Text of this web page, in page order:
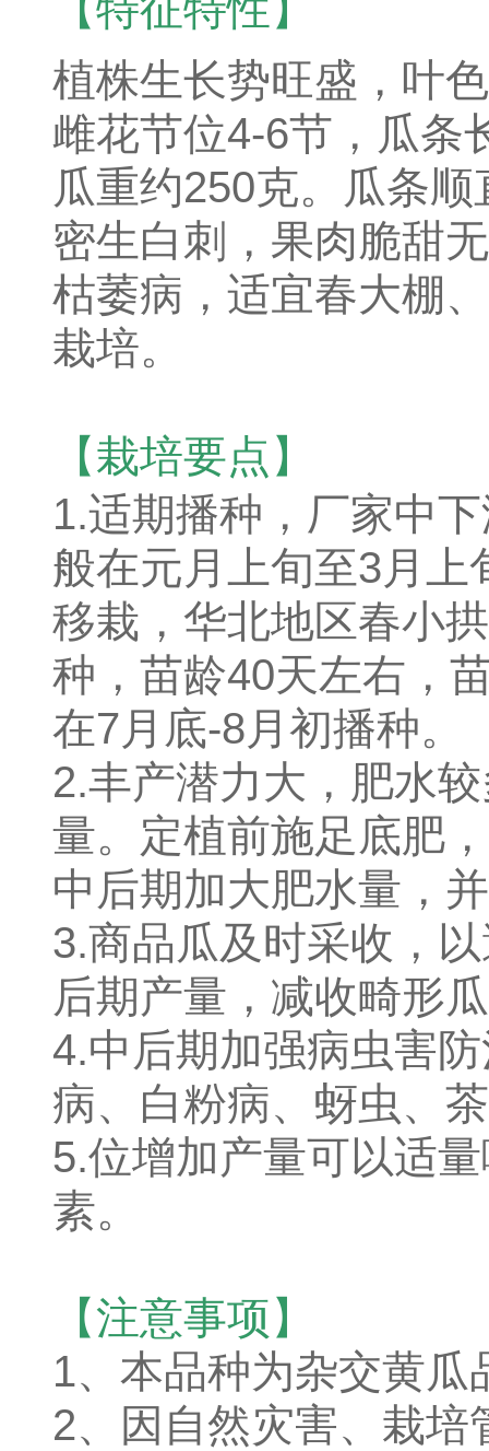
植株生长势旺盛，叶
雌花节位4-6节，瓜条
瓜重约250克。瓜条
密生白刺，果肉脆甜
枯萎病，适宜春大棚
栽培。
【栽培要点】
1.适期播种，厂家中
般在元月上旬至3月上
移栽，华北地区春小
种，苗龄40天左右，
在7月底-8月初播种。
2.丰产潜力大，肥水
量。定植前施足底肥
中后期加大肥水量，
3.商品瓜及时采收，
后期产量，减收畸形
4.中后期加强病虫害
病、白粉病、蚜虫、
5.位增加产量可以适
素。
【注意事项】
1、本品种为杂交黄
2、因自然灾害、栽